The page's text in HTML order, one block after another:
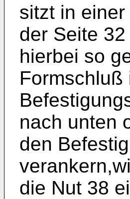
sitzt in
der Seite
hierbei so
Formschluß
nach unten
den
die Nut 38